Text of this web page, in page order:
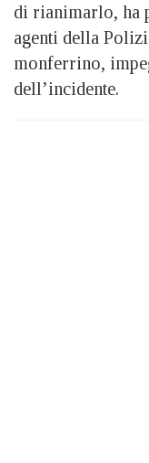
di rianimarlo, ha
agenti della
monferrino,
dell’incidente.